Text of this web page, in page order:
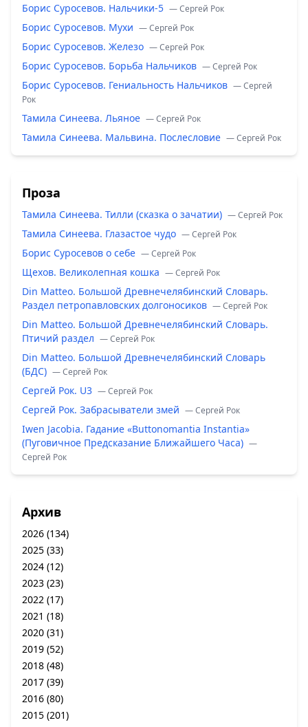
Борис Суросевов. Нальчики-5 — Сергей Рок
Борис Суросевов. Мухи — Сергей Рок
Борис Суросевов. Железо — Сергей Рок
Борис Суросевов. Борьба Нальчиков — Сергей Рок
Борис Суросевов. Гениальность Нальчиков — Сергей
Рок
Тамила Синеева. Льяное — Сергей Рок
Тамила Синеева. Мальвина. Послесловие — Сергей Рок
Проза
Тамила Синеева. Тилли (сказка о зачатии) — Сергей Рок
Тамила Синеева. Глазастое чудо — Сергей Рок
Борис Суросевов о себе — Сергей Рок
Щехов. Великолепная кошка — Сергей Рок
Din Matteo. Большой Древнечелябинский Словарь.
Раздел петропавловских долгоносиков — Сергей Рок
Din Matteo. Большой Древнечелябинский Словарь.
Птичий раздел — Сергей Рок
Din Matteo. Большой Древнечелябинский Словарь
(БДС) — Сергей Рок
Сергей Рок. U3 — Сергей Рок
Сергей Рок. Забрасыватели змей — Сергей Рок
Iwen Jacobia. Гадание «Buttonomantia Instantia»
(Пуговичное Предсказание Ближайшего Часа) —
Сергей Рок
Архив
2026 (134)
2025 (33)
2024 (12)
2023 (23)
2022 (17)
2021 (18)
2020 (31)
2019 (52)
2018 (48)
2017 (39)
2016 (80)
2015 (201)